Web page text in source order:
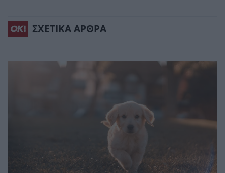
ΣΧΕΤΙΚΑ ΑΡΘΡΑ